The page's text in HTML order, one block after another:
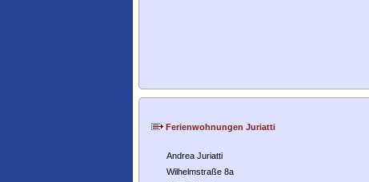
Ferienwohnungen Juriatti
Andrea Juriatti
Wilhelmstraße 8a